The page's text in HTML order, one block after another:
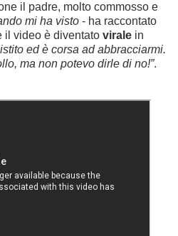
il padre, molto commosso e
mi ha visto - ha raccontato
il video è diventato virale in
ed è corsa ad abbracciarmi.
ma non potevo dirle di no!”.